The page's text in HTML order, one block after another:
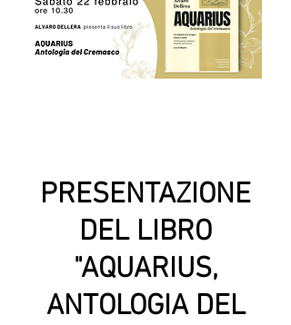
PRESENTAZIONE
DEL LIBRO
"AQUARIUS,
ANTOLOGIA DEL